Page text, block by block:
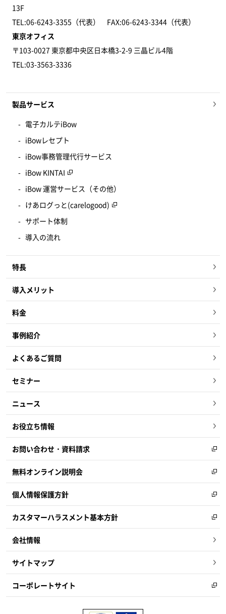
13F
TEL:06-6243-3355（代表） FAX:06-6243-3344​（代表）
東京オフィス
〒103-0027 東京都中央区日本橋3-2-9 三晶ビル4階
TEL:03-3563-3336
製品サービス
電子カルテiBow
iBowレセプト
iBow事務管理代行サービス
iBow KINTAI
iBow 運営サービス（その他）
けあログっと(carelogood)
サポート体制
導入の流れ
特長
導入メリット
料金
事例紹介
よくあるご質問
セミナー
ニュース
お役立ち情報
お問い合わせ・資料請求
無料オンライン説明会
個人情報保護方針
カスタマーハラスメント基本方針
会社情報
サイトマップ
コーポレートサイト